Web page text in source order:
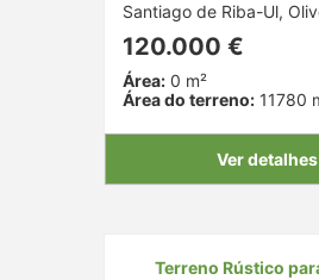
Santiago de Riba-Ul,
120.000 €
Área:0 m²
Área do terreno:11780
Ver detalhes
Terreno Rústico